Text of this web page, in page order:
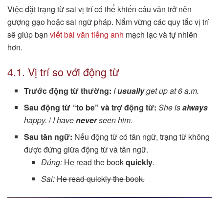
Việc đặt trạng từ sai vị trí có thể khiến câu văn trở nên
gượng gạo hoặc sai ngữ pháp. Nắm vững các quy tắc vị trí
sẽ giúp bạn viết bài văn tiếng anh mạch lạc và tự nhiên
hơn.
4.1. Vị trí so với động từ
Trước động từ thường: Iusuallyget up at 6 a.m.
Sau động từ “to be” và trợ động từ: She isalways
happy. /I haveneverseen him.
Sau tân ngữ: Nếu động từ có tân ngữ, trạng từ không
được đứng giữa động từ và tân ngữ.
Đúng:He read the bookquickly.
Sai:He read quickly the book.